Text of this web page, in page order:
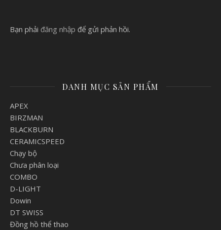
Bạn phải đăng nhập để gửi phản hồi.
DANH MỤC SẢN PHẨM
APEX
BIRZMAN
BLACKBURN
CERAMICSPEED
Chạy bộ
Chưa phân loại
COMBO
D-LIGHT
Dowin
DT SWISS
Đồng hồ thể thao